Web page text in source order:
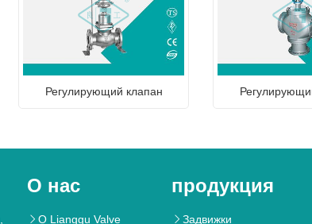
Регулирующий клапан
О нас
О Lianggu Valve
продукция
 Задвижки